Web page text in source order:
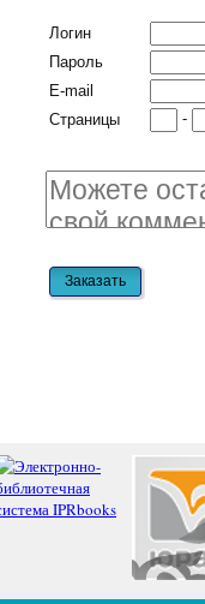
Логин
Пароль
E-mail
Страницы
-